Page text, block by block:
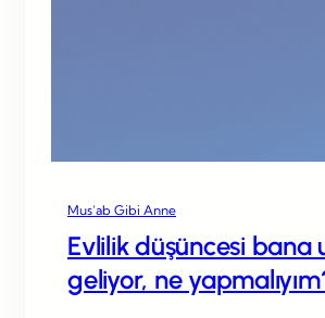
Mus’ab Gibi Anne
Evlilik düşüncesi bana
geliyor, ne